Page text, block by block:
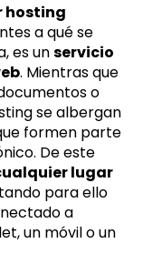
hosting
a qué se
es unservicio
. Mientras que
o
se albergan
formen parte
De este
lugar
para ello
a
un móvil o un